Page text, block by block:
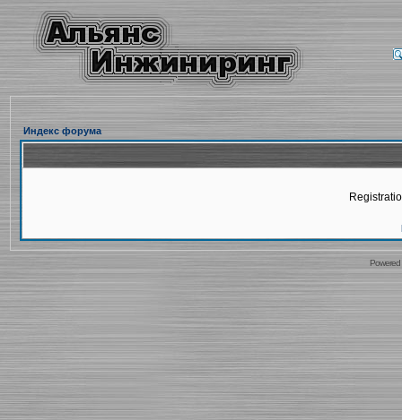
Индекс форума